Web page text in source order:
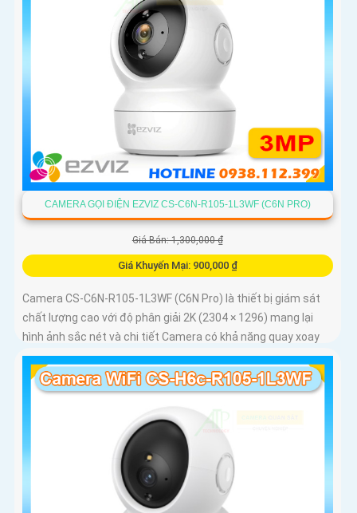
CAMERA GỌI ĐIỆN EZVIZ CS-C6N-R105-1L3WF (C6N PRO)
Giá Bán: 1,300,000 ₫
Giá Khuyến Mại: 900,000 ₫
Camera CS-C6N-R105-1L3WF (C6N Pro) là thiết bị giám sát
chất lượng cao với độ phân giải 2K (2304 × 1296) mang lại
hình ảnh sắc nét và chi tiết Camera có khả năng quay xoay
360 độ đàm thoại 2 chiều tích hợp nút gọi điện cảm ứng tiện
lợi giúp bạn dễ dàng tương tác từ xa Ngoài ra camera còn
được trang bị công nghệ phát hiện chuyển động thông minh
tăng cường an ninh cho không gian của bạn. Loại Camera
quan sát Wifi Không Dây CS-C6N-R105-1L3WF 3